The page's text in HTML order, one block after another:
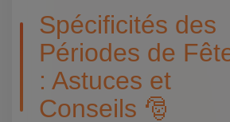
Spécificités des
Périodes de
: Astuces et
Conseils 🎅